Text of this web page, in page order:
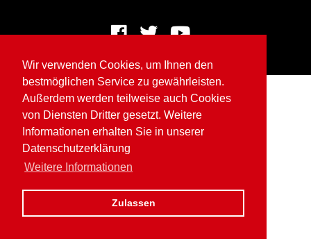
Wir verwenden Cookies, um Ihnen den
bestmöglichen Service zu gewährleisten.
Außerdem werden teilweise auch Cookies
von Diensten Dritter gesetzt. Weitere
Informationen erhalten Sie in unserer
Datenschutzerklärung
Weitere Informationen
Zulassen